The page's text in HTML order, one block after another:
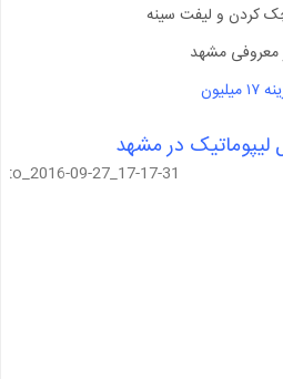
کردن و لیفت سینه
معروفی مشهد
میلیون
لیپوماتیک در مشهد